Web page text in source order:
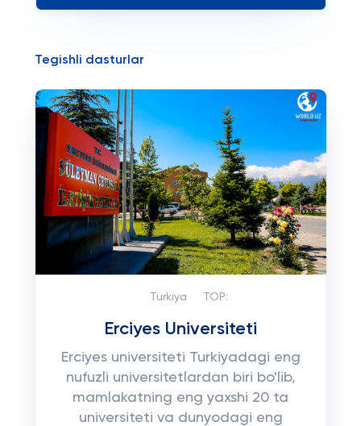
Tegishli dasturlar
Turkiya TOP:
Erciyes Universiteti
Erciyes universiteti Turkiyadagi eng
nufuzli universitetlardan biri bo'lib,
mamlakatning eng yaxshi 20 ta
universiteti va dunyodagi eng